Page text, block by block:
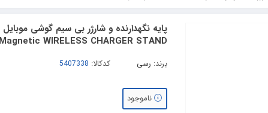
WIRELESS CHARGER STAND)
برند: رسی کدکالا:
ناموجود